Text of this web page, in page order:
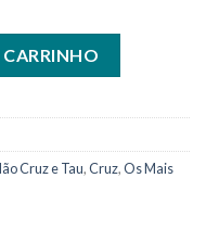
Cruz e Tau,Cruz,Os Mais